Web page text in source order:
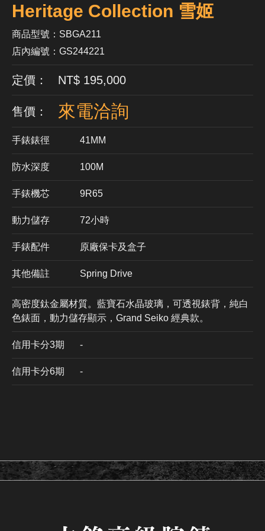
Heritage Collection 雪姬
商品型號：SBGA211
店內編號：GS244221
定價： NT$ 195,000
售價： 來電洽詢
手錶錶徑 41MM
防水深度 100M
手錶機芯 ​9R65
動力儲存 72小時
手錶配件 原廠保卡及盒子
其他備註 Spring Drive
高密度鈦金屬材質。藍寶石水晶玻璃，可透視錶背，純白
色錶面，動力儲存顯示，Grand Seiko 經典款。
信用卡分3期 ​-
信用卡分6期 -